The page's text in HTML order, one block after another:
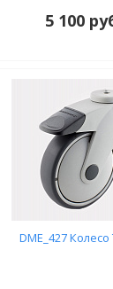
5 100
DME_427 Колесо